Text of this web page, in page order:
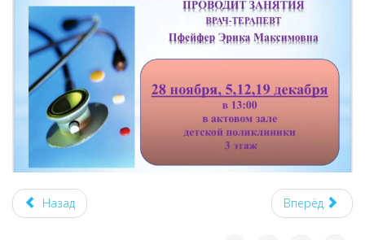
Назад Вперёд